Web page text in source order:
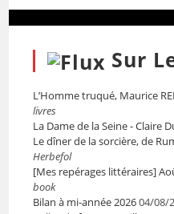
Sur
L’Homme truqué, Maurice
livres
La Dame de la Seine - Claire
Le dîner de la sorcière, de
Herbefol
[Mes repérages littéraires]
book
Bilan à mi-année 202604/08/